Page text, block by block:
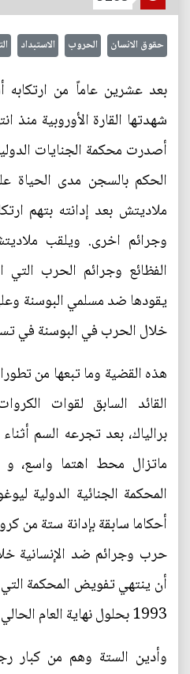
حقوق الانسان الحروب الاستبداد
بعد عشرين عاماً من
شهدتها القارة الأوروبية منذ
أصدرت محكمة الجنايات
الحكم بالسجن مدى الحياة
ملاديتش بعد إدانته بتهم
وجرائم اخرى. ويلقب
الفظائع وجرائم الحرب التي
يقودها ضد مسلمي البوسنة
خلال الحرب في البوسنة في
هذه القضية وما تبعها من
القائد السابق لقوات
برالياك، بعد تجرعه السم
ماتزال محط اهتما واسع،
المحكمة الجنائية الدولية
أحكاما سابقة بإدانة ستة من
حرب وجرائم ضد الإنسانية
أن ينتهي تفويض المحكمة التي
1993 بحلول نهاية العام الحالي وبالتالي سيتم إغلاقها.
وأدين الستة وهم من كبار